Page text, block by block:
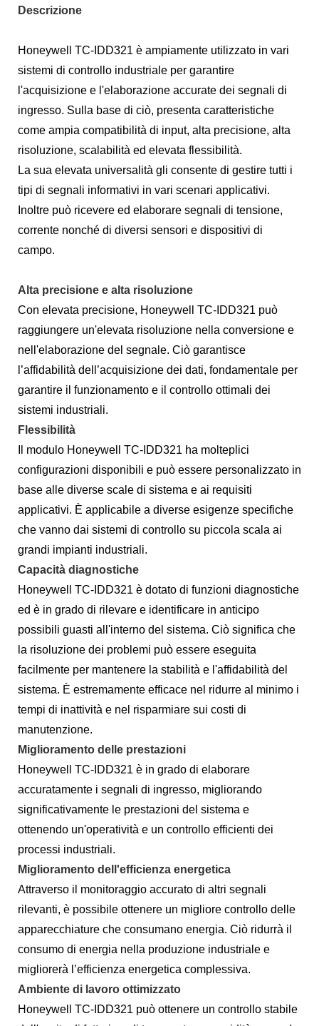
Descrizione
Honeywell TC-IDD321 è ampiamente utilizzato in vari
sistemi di controllo industriale per garantire
l'acquisizione e l'elaborazione accurate dei segnali di
ingresso. Sulla base di ciò, presenta caratteristiche
come ampia compatibilità di input, alta precisione, alta
risoluzione, scalabilità ed elevata flessibilità.
La sua elevata universalità gli consente di gestire tutti i
tipi di segnali informativi in ​​vari scenari applicativi.
Inoltre può ricevere ed elaborare segnali di tensione,
corrente nonché di diversi sensori e dispositivi di
campo.
Alta precisione e alta risoluzione
Con elevata precisione, Honeywell TC-IDD321 può
raggiungere un'elevata risoluzione nella conversione e
nell'elaborazione del segnale. Ciò garantisce
l’affidabilità dell’acquisizione dei dati, fondamentale per
garantire il funzionamento e il controllo ottimali dei
sistemi industriali.
Flessibilità
Il modulo Honeywell TC-IDD321 ha molteplici
configurazioni disponibili e può essere personalizzato in
base alle diverse scale di sistema e ai requisiti
applicativi. È applicabile a diverse esigenze specifiche
che vanno dai sistemi di controllo su piccola scala ai
grandi impianti industriali.
Capacità diagnostiche
Honeywell TC-IDD321 è dotato di funzioni diagnostiche
ed è in grado di rilevare e identificare in anticipo
possibili guasti all'interno del sistema. Ciò significa che
la risoluzione dei problemi può essere eseguita
facilmente per mantenere la stabilità e l'affidabilità del
sistema. È estremamente efficace nel ridurre al minimo i
tempi di inattività e nel risparmiare sui costi di
manutenzione.
Miglioramento delle prestazioni
Honeywell TC-IDD321 è in grado di elaborare
accuratamente i segnali di ingresso, migliorando
significativamente le prestazioni del sistema e
ottenendo un'operatività e un controllo efficienti dei
processi industriali.
Miglioramento dell'efficienza energetica
Attraverso il monitoraggio accurato di altri segnali
rilevanti, è possibile ottenere un migliore controllo delle
apparecchiature che consumano energia. Ciò ridurrà il
consumo di energia nella produzione industriale e
migliorerà l’efficienza energetica complessiva.
Ambiente di lavoro ottimizzato
Honeywell TC-IDD321 può ottenere un controllo stabile